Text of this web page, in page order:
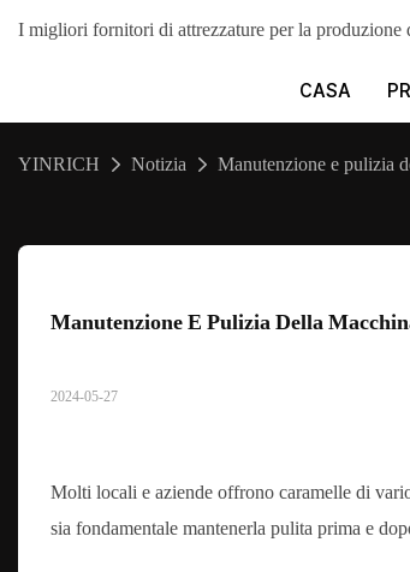
I migliori fornitori di attrezzature per la
CASA
YINRICH Notizia Manutenzione e pulizia
Manutenzione E Pulizia Della
2024-05-27
Molti locali e aziende offrono caramelle di
sia fondamentale mantenerla pulita prima e